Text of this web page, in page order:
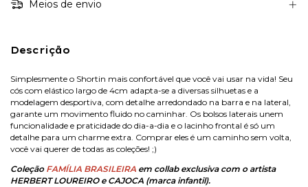
Meios de envio
Descrição
Simplesmente o Shortin mais confortável que você vai usar na vida! Seu
cós com elástico largo de 4cm adapta-se a diversas silhuetas e a
modelagem desportiva, com detalhe arredondado na barra e na lateral,
garante um movimento fluido no caminhar. Os bolsos laterais unem
funcionalidade e praticidade do dia-a-dia e o lacinho frontal é só um
detalhe para um charme extra. Comprar eles é um caminho sem volta,
você vai querer de todas as coleções! ;)
Coleção FAMÍLIA BRASILEIRA em collab exclusiva com o artista
HERBERT LOUREIRO e CAJOCA (marca infantil).